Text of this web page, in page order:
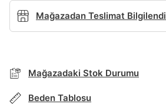
Mağazadan Teslimat
Mağazadaki Stok Durumu
Beden Tablosu
BEDEN
Soyad*
Telefon Numarası*